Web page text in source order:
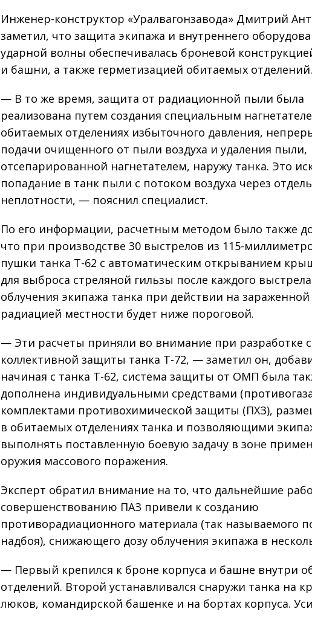
Инженер-конструктор «Уралвагонзавода» Дмитрий
заметил, что защита экипажа и внутреннего
ударной волны обеспечивалась броневой
и башни, а также герметизацией обитаемых отделений.
— В то же время, защита от радиационной пыли была
реализована путем создания специальным
обитаемых отделениях избыточного давления,
подачи очищенного от пыли воздуха и удаления пыли,
отсепарированной нагнетателем, наружу танка. Это
попадание в танк пыли с потоком воздуха через
неплотности, — пояснил специалист.
По его информации, расчетным методом было также
что при производстве 30 выстрелов из 115-
пушки танка Т-62 с автоматическим открыванием
для выброса стреляной гильзы после каждого
облучения экипажа танка при действии на зараженной
радиацией местности будет ниже пороговой.
— Эти расчеты приняли во внимание при разработке
коллективной защиты танка Т-72, — заметил он,
начиная с танка Т-62, система защиты от ОМП была
дополнена индивидуальными средствами
комплектами противохимической защиты (ПХЗ),
в обитаемых отделениях танка и позволяющими
выполнять поставленную боевую задачу в зоне
оружия массового поражения.
Эксперт обратил внимание на то, что дальнейшие
совершенствованию ПАЗ привели к созданию
противорадиационного материала (так называемого
надбоя), снижающего дозу облучения экипажа в
— Первый крепился к броне корпуса и башне внутри
отделений. Второй устанавливался снаружи танка на
люков, командирской башенке и на бортах корпуса.